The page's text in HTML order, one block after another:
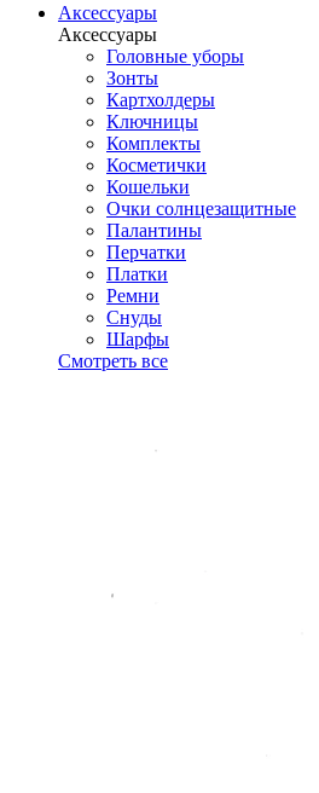
Аксессуары
Аксессуары
Головные уборы
Зонты
Картхолдеры
Ключницы
Комплекты
Косметички
Кошельки
Очки солнцезащитные
Палантины
Перчатки
Платки
Ремни
Снуды
Шарфы
Смотреть все